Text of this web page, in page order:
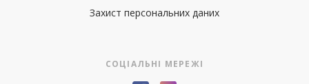
Захист персональних даних
СОЦІАЛЬНІ МЕРЕЖІ